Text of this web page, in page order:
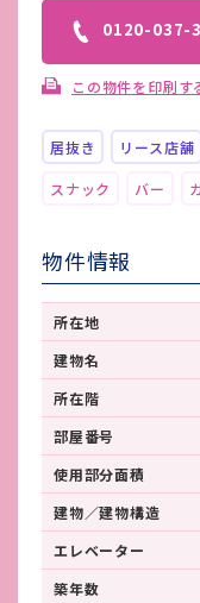
0120-037-
この物件を印刷す
居抜き リース店舗
スナック バー
物件情報
所在地
建物名
所在階
部屋番号
使用部分面積
建物／建物構造
エレベーター
築年数